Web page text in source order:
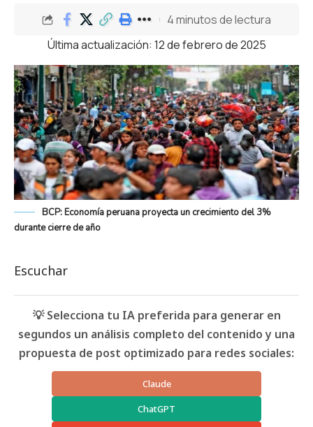
Última actualización: 12 de febrero de 2025
4 minutos de lectura
BCP: Economía peruana proyecta un crecimiento del 3%
durante cierre de año
Escuchar
💡 Selecciona tu IA preferida para generar en
segundos un análisis completo del contenido y una
propuesta de post optimizado para redes sociales:
Claude
ChatGPT